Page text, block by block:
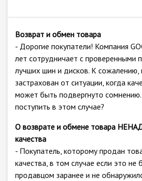
Возврат и обмен товара
- Дорогие покупатели! Компания
лет сотрудничает с проверенными
лучших шин и дисков. К сожалению,
застрахован от ситуации, когда
может быть подвергнуто
поступить в этом случае?
О возврате и обмене товара
качества
- Покупатель, которому продан
качества, в том случае если это не
продавцом заранее и не